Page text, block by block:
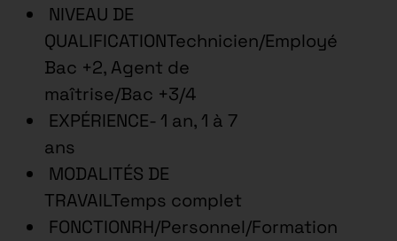
NIVEAU DE
QUALIFICATIONTechnicien/Employé
Bac +2, Agent de
maîtrise/Bac +3/4
EXPÉRIENCE- 1 an, 1 à 7
ans
MODALITÉS DE
TRAVAILTemps complet
FONCTIONRH/Personnel/Formation